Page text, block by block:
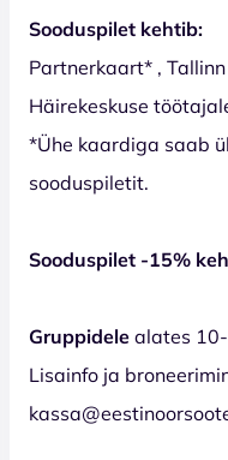
Sooduspilet kehtib:
Partnerkaart* ,
Häirekeskuse
*Ühe kaardiga saab
sooduspiletit.
Sooduspilet -15%
Gruppidele alates
Lisainfo ja